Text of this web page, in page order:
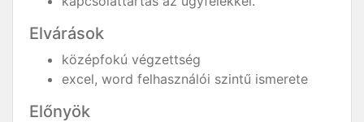
Elvárások
középfokú végzettség
excel, word felhasználói szintű ismerete
Előnyök